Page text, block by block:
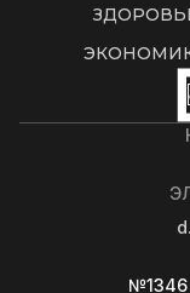
№1346